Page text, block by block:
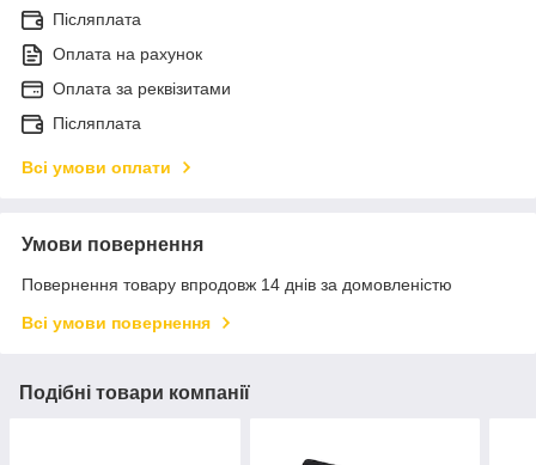
Післяплата
Оплата на рахунок
Оплата за реквізитами
Післяплата
Всі умови оплати
Умови повернення
Повернення товару впродовж 14 днів за домовленістю
Всі умови повернення
Подібні товари компанії